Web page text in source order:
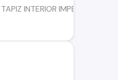
INTERIOR IMPECABLE